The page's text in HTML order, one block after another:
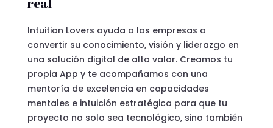
real
Intuition Lovers ayuda a las empresas a
convertir su conocimiento, visión y liderazgo en
una solución digital de alto valor. Creamos tu
propia App y te acompañamos con una
mentoría de excelencia en capacidades
mentales e intuición estratégica para que tu
proyecto no solo sea tecnológico, sino también